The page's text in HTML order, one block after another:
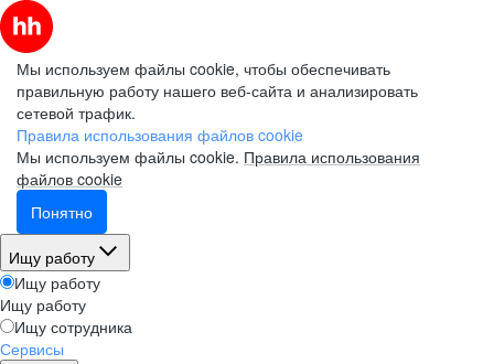
Мы используем файлы cookie, чтобы обеспечивать
правильную работу нашего веб-сайта и анализировать
сетевой трафик.
Правила использования файлов cookie
Мы используем файлы cookie. Правила использования
файлов cookie
Понятно
Ищу работу
Ищу работу
Ищу работу
Ищу сотрудника
Сервисы